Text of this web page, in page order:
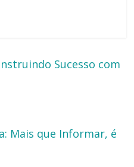
Sucesso com
Mais que Informar, é